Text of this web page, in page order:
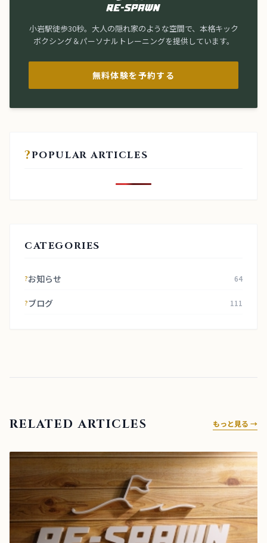
小岩駅徒歩30秒。大人の隠れ家のような空間で、本格キック
ボクシング＆パーソナルトレーニングを提供しています。
無料体験を予約する
?POPULAR ARTICLES
CATEGORIES
?お知らせ 64
?ブログ 111
RELATED ARTICLES もっと見る →